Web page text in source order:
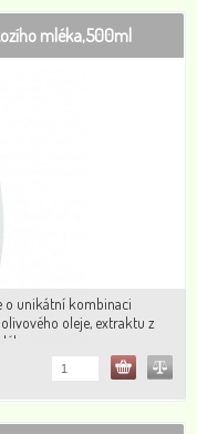
mléka,500ml
o unikátní kombinaci
oleje, extraktu z